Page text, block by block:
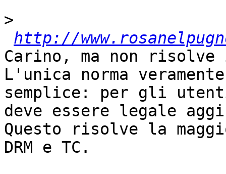
>
http://
Carino, ma non
L'unica norma
semplice: per gli
deve essere legale
Questo risolve la
DRM e TC.